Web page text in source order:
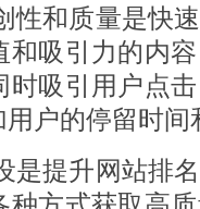
性和质量是快
和吸引力的内
时吸引用户点
户的停留时间
是提升网站排